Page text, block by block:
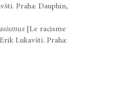
Praha: Dauphin,
[Le racisme
Lukavští. Praha: